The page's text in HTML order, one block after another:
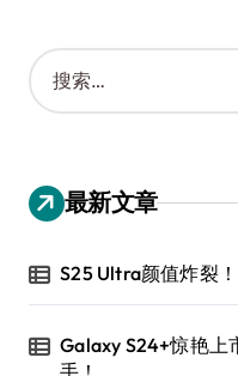
搜
索
：
最新文章
S25 Ultra颜值炸裂
Galaxy S24+惊艳上
手！